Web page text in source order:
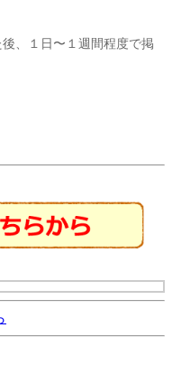
、１日〜１週間程度で掲